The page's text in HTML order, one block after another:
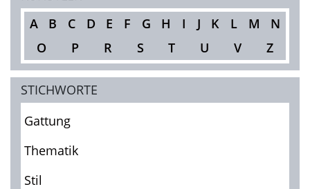
A
B C D E F G H I J K L M
N
O
P R S T U V Z
STICHWORTE
Gattung
Thematik
Stil